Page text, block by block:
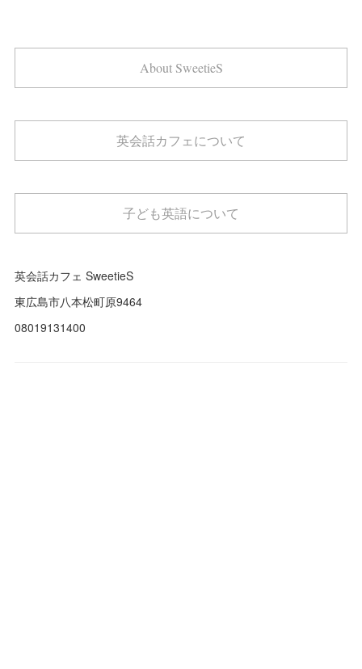
About SweetieS
英会話カフェについて
子ども英語について
英会話カフェ SweetieS
東広島市八本松町原9464
08019131400